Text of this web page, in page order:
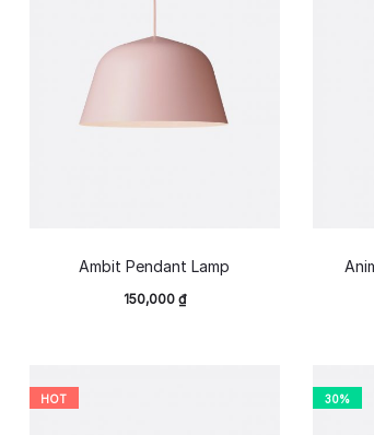
Ambit Pendant Lamp
150,000 ₫
HOT 30%